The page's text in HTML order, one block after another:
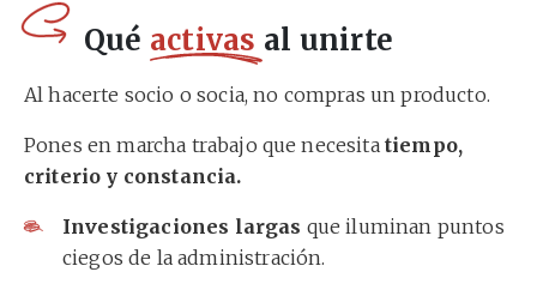
Qué activas al unirte
Al hacerte socio o socia, no compras un producto.
Pones en marcha trabajo que necesita tiempo,
criterio y constancia.
Investigaciones largas que iluminan puntos
ciegos de la administración.